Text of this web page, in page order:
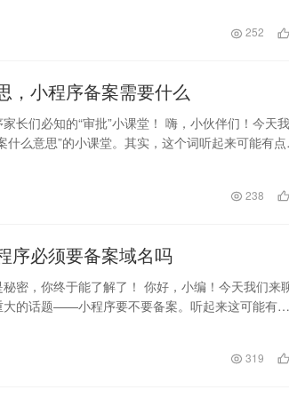
252
，小程序备案需要什么
长们必知的“审批”小课堂！ 嗨，小伙伴们！今天我
什么意思”的小课堂。其实，这个词听起来可能有点
238
序必须要备案域名吗
密，你终于能了解了！ 你好，小编！今天我们来
大的话题——小程序要不要备案。听起来这可能有点
319